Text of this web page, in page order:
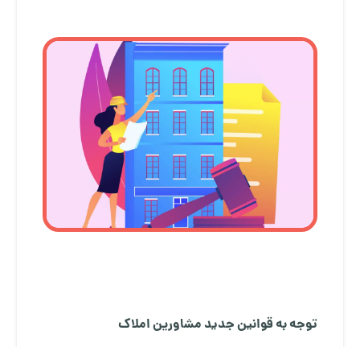
توجه به قوانین جدید مشاورین املاک